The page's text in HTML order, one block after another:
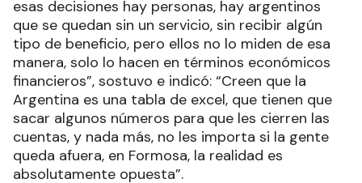
esas decisiones hay personas, hay argentinos
que se quedan sin un servicio, sin recibir algún
tipo de beneficio, pero ellos no lo miden de esa
manera, solo lo hacen en términos económicos
financieros”, sostuvo e indicó: “Creen que la
Argentina es una tabla de excel, que tienen que
sacar algunos números para que les cierren las
cuentas, y nada más, no les importa si la gente
queda afuera, en Formosa, la realidad es
absolutamente opuesta”.